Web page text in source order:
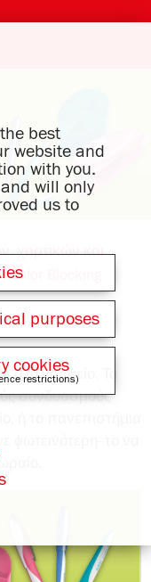
χαρτικών και
Color Blocking
στο γραϕείο. Τα
συνδυασμούς
ϕωτεινότερη- το να
best
website and
with you.
will only
us to
purposes
cookies
restrictions)